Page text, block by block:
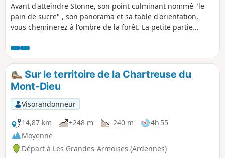
Avant d'atteindre Stonne, son point culminant nommé "le
pain de sucre" , son panorama et sa table d'orientation,
vous cheminerez à l'ombre de la forêt. La petite partie
se fera par un plateau au milieu des prés et des champs. Le
village de Stonne fut le théâtre de combats acharnés en mai
1940 après la percée de Sedan par l'armée allemande.
Sur le territoire de la Chartreuse du
Mont-Dieu
Visorandonneur
14,87 km
+248 m -240 m
4h 55
Moyenne
Départ à Les Grandes-Armoises (Ardennes)